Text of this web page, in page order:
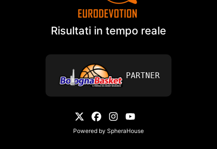
Risultati in tempo reale
PARTNER
Powered by SpheraHouse